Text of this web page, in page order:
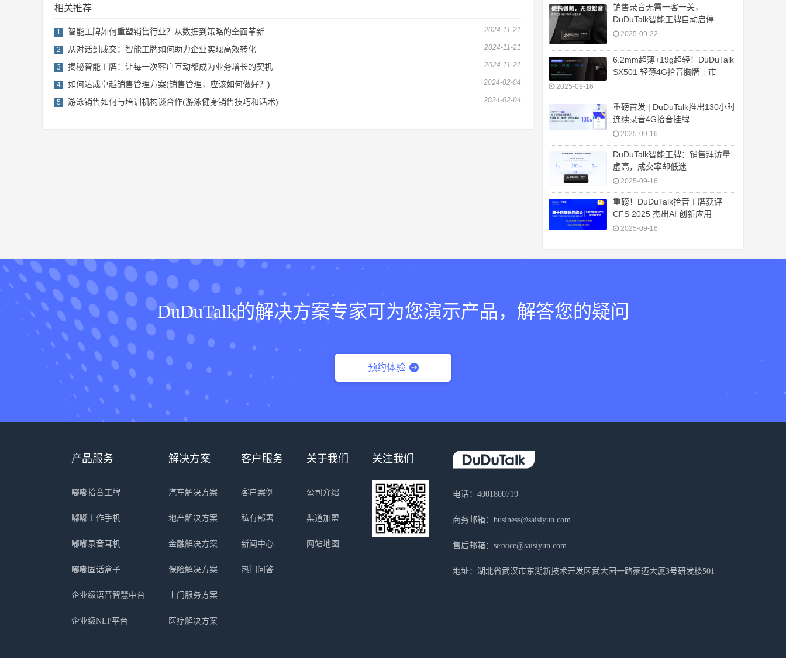
相关推荐
2024-11-21
1 智能工牌如何重塑销售行业？从数据到策略的全面革新
2024-11-21
2 从对话到成交：智能工牌如何助力企业实现高效转化
2024-11-21
3 揭秘智能工牌：让每一次客户互动都成为业务增长的契机
2024-02-04
4 如何达成卓越销售管理方案(销售管理，应该如何做好？)
2024-02-04
5 游泳销售如何与培训机构谈合作(游泳健身销售技巧和话术)
销售录音无需一客一关，
DuDuTalk智能工牌自动启停
2025-09-22
6.2mm超薄+19g超轻！DuDuTalk
SX501 轻薄4G拾音胸牌上市
2025-09-16
重磅首发 | DuDuTalk推出130小时
连续录音4G拾音挂牌
2025-09-16
DuDuTalk智能工牌：销售拜访量
虚高，成交率却低迷
2025-09-16
重磅！DuDuTalk拾音工牌获评
CFS 2025 杰出AI 创新应用
2025-09-16
DuDuTalk的解决方案专家可为您演示产品，解答您的疑问
预约体验
产品服务
嘟嘟拾音工牌
嘟嘟工作手机
嘟嘟录音耳机
嘟嘟固话盒子
企业级语音智慧中台
企业级NLP平台
解决方案
汽车解决方案
地产解决方案
金融解决方案
保险解决方案
上门服务方案
医疗解决方案
客户服务
客户案例
私有部署
新闻中心
热门问答
关于我们
公司介绍
渠道加盟
网站地图
关注我们
电话：4001800719
商务邮箱：business@saisiyun.com
售后邮箱：service@saisiyun.com
地址：湖北省武汉市东湖新技术开发区武大园一路豪迈大厦3号研发楼501